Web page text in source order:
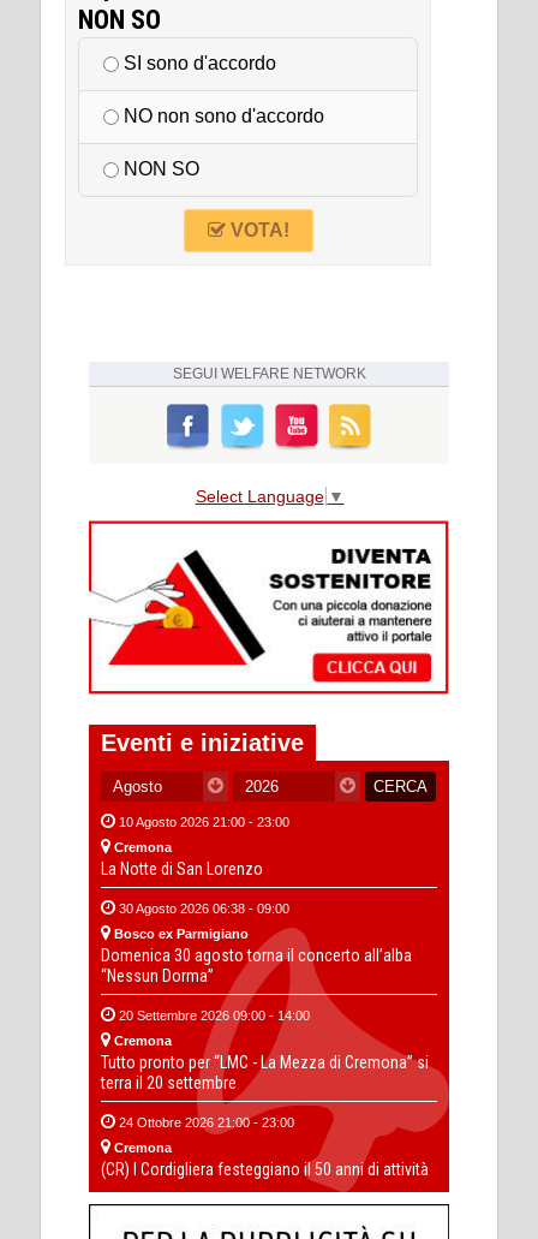
NON SO
SI sono d'accordo
NO non sono d'accordo
NON SO
VOTA!
SEGUI WELFARE NETWORK
Select Language ▼
Eventi e iniziative
10 Agosto 2026 21:00 - 23:00
Cremona
La Notte di San Lorenzo
30 Agosto 2026 06:38 - 09:00
Bosco ex Parmigiano
Domenica 30 agosto torna il concerto all’alba
“Nessun Dorma”
20 Settembre 2026 09:00 - 14:00
Cremona
Tutto pronto per “LMC - La Mezza di Cremona” si
terra il 20 settembre
24 Ottobre 2026 21:00 - 23:00
Cremona
(CR) I Cordigliera festeggiano il 50 anni di attività